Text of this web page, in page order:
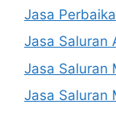
Jasa
Jasa Saluran
Jasa Saluran
Jasa Saluran